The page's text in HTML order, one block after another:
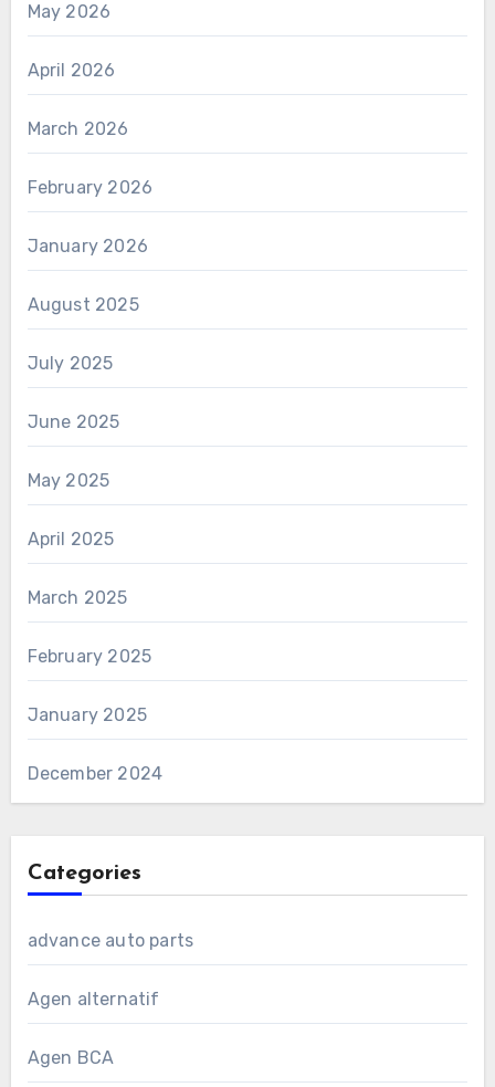
May 2026
April 2026
March 2026
February 2026
January 2026
August 2025
July 2025
June 2025
May 2025
April 2025
March 2025
February 2025
January 2025
December 2024
Categories
advance auto parts
Agen alternatif
Agen BCA